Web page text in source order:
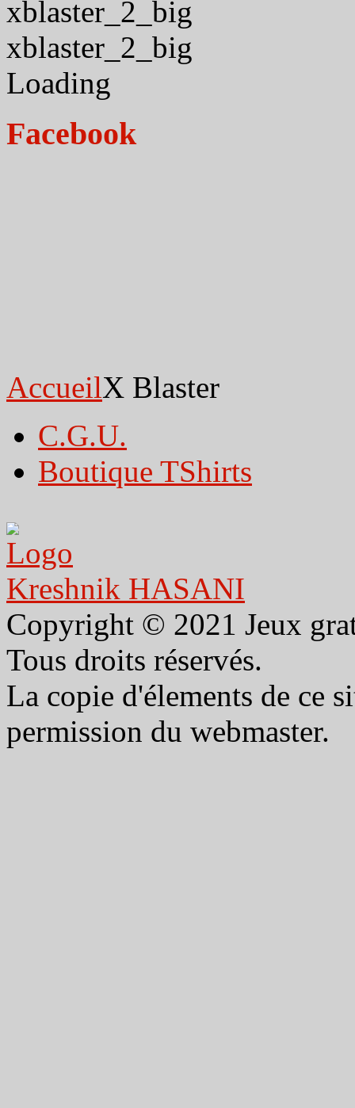
xblaster_2_big
Loading
Facebook
AccueilX Blaster
C.G.U.
Boutique TShirts
Kreshnik HASANI
Copyright © 2021 Jeux
Tous droits réservés.
La copie d'élements de ce
permission du webmaster.